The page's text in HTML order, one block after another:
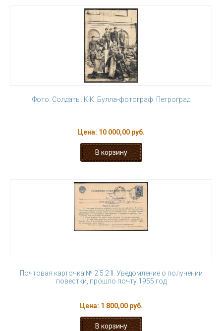
Фото. Солдаты. К.К. Булла-фотограф. Петроград
Цена: 10 000,00 руб.
Почтовая карточка № 2.5.2 II. Уведомление о получении
повестки, прошло почту 1955 год
Цена: 1 800,00 руб.